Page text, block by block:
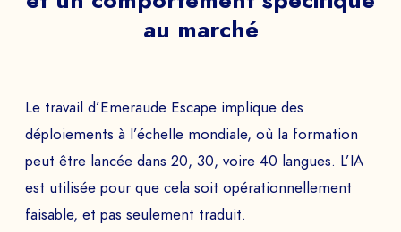
au marché
Le travail d’Emeraude Escape implique des
déploiements à l’échelle mondiale, où la formation
peut être lancée dans 20, 30, voire 40 langues. L’IA
est utilisée pour que cela soit opérationnellement
faisable, et pas seulement traduit.
obtenez un aperçu de nos jeux immersifs.
SOCIÉTÉ *